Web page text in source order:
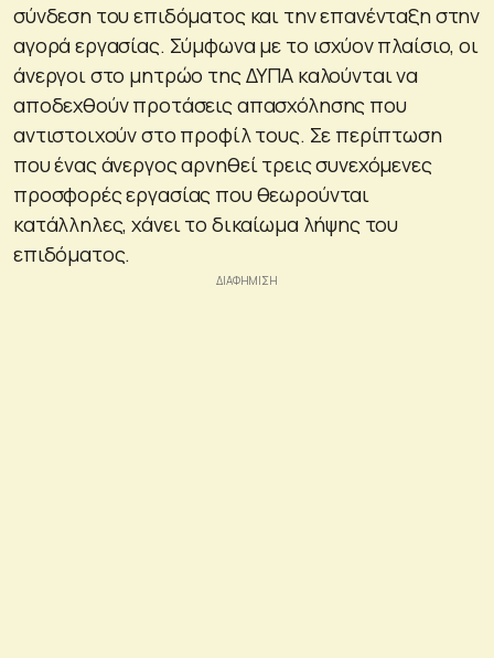
σύνδεση του επιδόματος και την επανένταξη στην
αγορά εργασίας. Σύμφωνα με το ισχύον πλαίσιο, οι
άνεργοι στο μητρώο της ΔΥΠΑ καλούνται να
αποδεχθούν προτάσεις απασχόλησης που
αντιστοιχούν στο προφίλ τους. Σε περίπτωση
που ένας άνεργος αρνηθεί τρεις συνεχόμενες
προσφορές εργασίας που θεωρούνται
κατάλληλες, χάνει το δικαίωμα λήψης του
επιδόματος.